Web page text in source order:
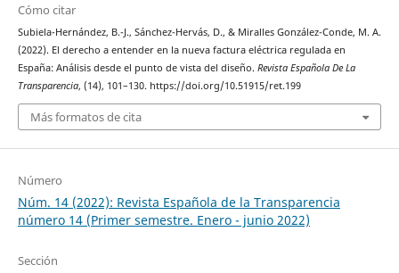
Cómo citar
Subiela-Hernández, B.-J., Sánchez-Hervás, D., & Miralles González-Conde, M. A.
(2022). El derecho a entender en la nueva factura eléctrica regulada en
España: Análisis desde el punto de vista del diseño. Revista Española De La
Transparencia, (14), 101–130. https://doi.org/10.51915/ret.199
Más formatos de cita
Número
Núm. 14 (2022): Revista Española de la Transparencia
número 14 (Primer semestre. Enero - junio 2022)
Sección